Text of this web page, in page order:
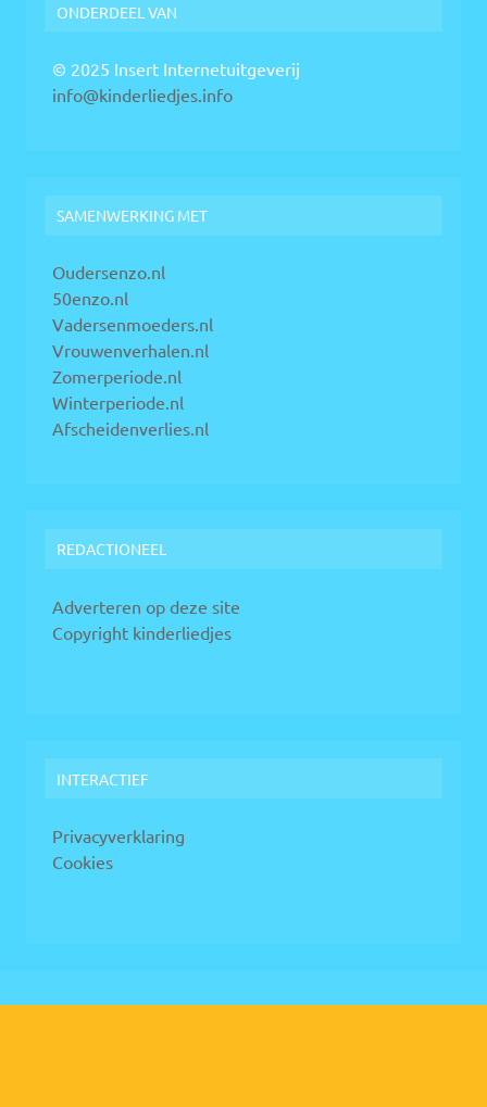
ONDERDEEL VAN
© 2025 Insert Internetuitgeverij
info@kinderliedjes.info
SAMENWERKING MET
Oudersenzo.nl
50enzo.nl
Vadersenmoeders.nl
Vrouwenverhalen.nl
Zomerperiode.nl
Winterperiode.nl
Afscheidenverlies.nl
REDACTIONEEL
Adverteren op deze site
Copyright kinderliedjes
INTERACTIEF
Privacyverklaring
Cookies